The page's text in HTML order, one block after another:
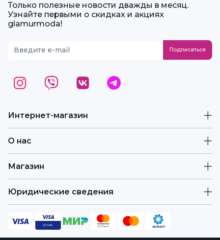
Интернет-магазин
О нас
Магазин
Юридические сведения
Только полезные новости дважды в месяц.
Узнайте первыми о скидках и акциях
glamurmoda!